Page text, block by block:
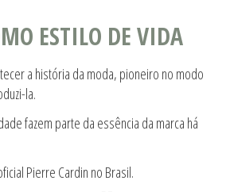
ESTILO DE VIDA
a história da moda, pioneiro no modo
la.
fazem parte da essência da marca há
Pierre Cardin no Brasil.